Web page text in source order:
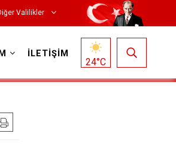
Valilikler
İLETİŞİM
24°C